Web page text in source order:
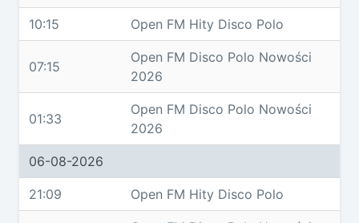
10:15 Open FM Hity Disco Polo
07:15
Open FM Disco Polo Nowości
2026
01:33
Open FM Disco Polo Nowości
2026
06-08-2026
21:09 Open FM Hity Disco Polo